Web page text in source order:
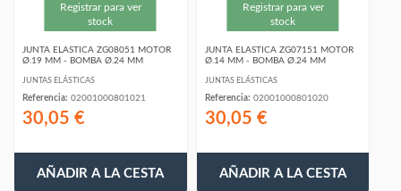
Registrar para ver
stock
JUNTA ELASTICA ZG08051 MOTOR
Ø.19 MM - BOMBA Ø.24 MM
JUNTAS ELÁSTICAS
Referencia: 02001000801021
30,05 €
AÑADIR A LA CESTA
Registrar para ver
stock
JUNTA ELASTICA ZG07151 MOTOR
Ø.14 MM - BOMBA Ø.24 MM
JUNTAS ELÁSTICAS
Referencia: 02001000801020
30,05 €
AÑADIR A LA CESTA